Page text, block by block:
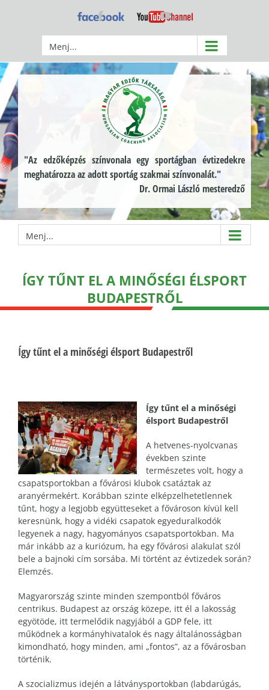
Facebook YouTube
Menj...
"Az edzőképzés színvonala egy sportágban évtizedekre
meghatározza az adott sportág szakmai színvonalát."
Dr. Ormai László mesteredző
Menj...
ÍGY TŰNT EL A MINŐSÉGI ÉLSPORT
BUDAPESTRŐL
Így tűnt el a minőségi élsport Budapestről
Így tűnt el a minőségi
élsport Budapestről
A hetvenes-nyolcvanas
években szinte
természetes volt, hogy a
csapatsportokban a fővárosi klubok csatáztak az
aranyérmekért. Korábban szinte elképzelhetetlennek
tűnt, hogy a legjobb együtteseket a fővároson kívül kell
keresnünk, hogy a vidéki csapatok egyeduralkodók
legyenek a nagy, hagyományos csapatsportokban. Ma
már inkább az a kuriózum, ha egy fővárosi alakulat szól
bele a bajnoki cím sorsába. Mi történt az évtizedek során?
Elemzés.
Magyarország szinte minden szempontból főváros
centrikus. Budapest az ország közepe, itt él a lakosság
egyötöde, itt termelődik nagyjából a GDP fele, itt
működnek a kormányhivatalok és nagy általánosságban
kimondható, hogy minden, ami „fontos”, az a fővárosban
történik.
A szocializmus idején a látványsportokban (labdarúgás,